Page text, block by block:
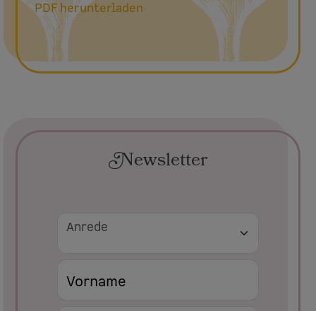
PDF herunterladen
Newsletter